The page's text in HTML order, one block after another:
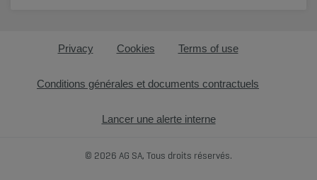
Privacy Cookies Terms of use
Conditions générales et documents contractuels
Lancer une alerte interne
© 2026 AG SA, Tous droits réservés.